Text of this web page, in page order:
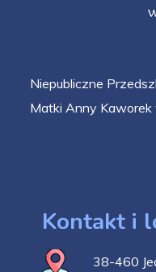
Niepubliczne
Matki Anny Kaworek
Kontakt i
38-460